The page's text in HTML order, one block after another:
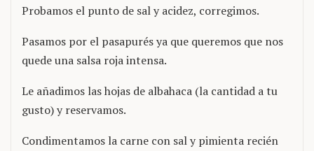
Probamos el punto de sal y acidez, corregimos.
Pasamos por el pasapurés ya que queremos que nos
quede una salsa roja intensa.
Le añadimos las hojas de albahaca (la cantidad a tu
gusto) y reservamos.
Condimentamos la carne con sal y pimienta recién